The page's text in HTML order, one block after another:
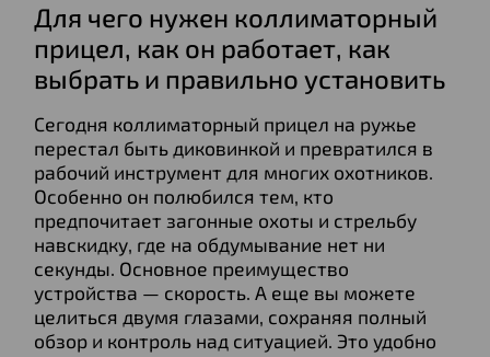
Для чего нужен коллиматорный
прицел, как он работает, как
выбрать и правильно установить
Сегодня коллиматорный прицел на ружье
перестал быть диковинкой и превратился в
рабочий инструмент для многих охотников.
Особенно он полюбился тем, кто
предпочитает загонные охоты и стрельбу
навскидку, где на обдумывание нет ни
секунды. Основное преимущество
устройства — скорость. А еще вы можете
целиться двумя глазами, сохраняя полный
обзор и контроль над ситуацией. Это удобно